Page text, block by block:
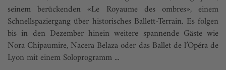
seinem berückenden «Le Royaume des ombres», einem
Schnellspaziergang über historisches Ballett-Terrain. Es folgen
bis in den Dezember hinein weitere spannende Gäste wie
Nora Chipaumire, Nacera Belaza oder das Ballet de l’Opéra de
Lyon mit einem Soloprogramm ...